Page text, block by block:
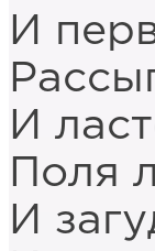
И
И
Поля
И